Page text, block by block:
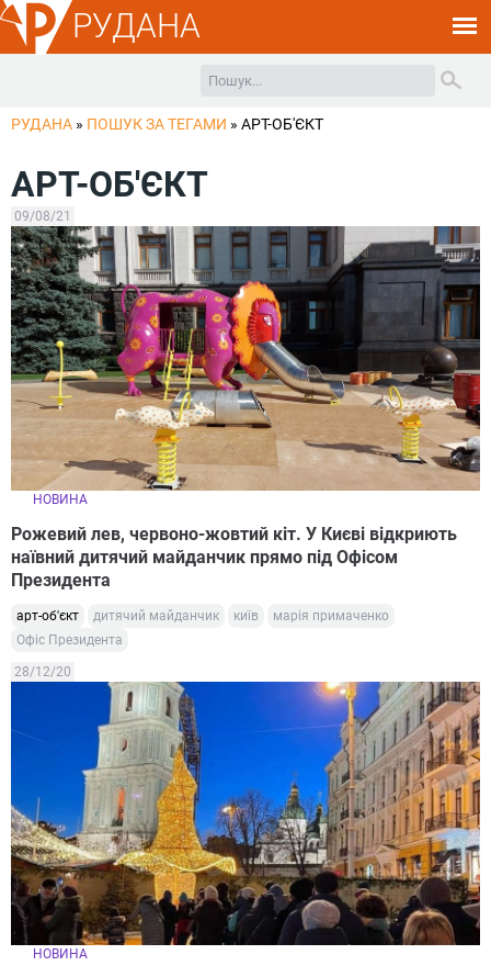
РУДАНА
РУДАНА » ПОШУК ЗА ТЕГАМИ » АРТ-ОБ'ЄКТ
АРТ-ОБ'ЄКТ
09/08/21
НОВИНА
Рожевий лев, червоно-жовтий кіт. У Києві відкриють
наївний дитячий майданчик прямо під Офісом
Президента
арт-об'єкт дитячий майданчик київ
марія примаченко
Офіс Президента
28/12/20
НОВИНА